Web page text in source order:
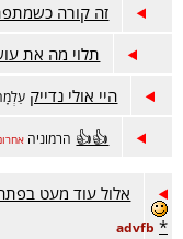
זה קורה
תלוי מה את
היי אולי נדייק
👍👍 הרמוניה
אלול עוד מעט
*
advfb